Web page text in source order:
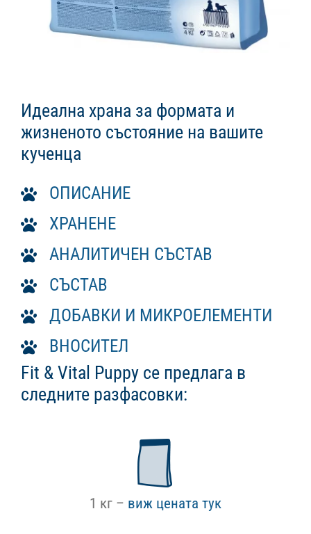
Идеална храна за формата и
жизненото състояние на вашите
кученца
ОПИСАНИЕ
ХРАНЕНЕ
АНАЛИТИЧЕН СЪСТАВ
СЪСТАВ
ДОБАВКИ И МИКРОЕЛЕМЕНТИ
ВНОСИТЕЛ
Fit & Vital Puppy се предлага в
следните разфасовки:
1 кг – виж цената тук